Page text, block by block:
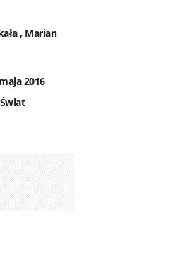
, Marian
2016